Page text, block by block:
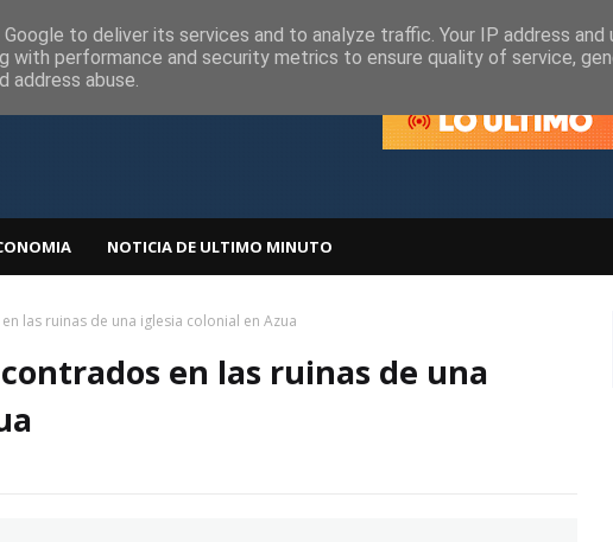
NOTICIA DE ULTIMO MINUTO
las ruinas de una iglesia colonial en Azua
en las ruinas de una
to deliver its services and to analyze traffic. Your IP address and
with performance and security metrics to ensure quality of service,
abuse.